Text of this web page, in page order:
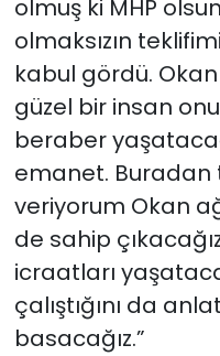
olmuş ki MHP
olmaksızın
kabul gördü.
güzel bir insan
beraber
emanet. Buradan
veriyorum Okan
de sahip
icraatları
çalıştığını da
basacağız.”